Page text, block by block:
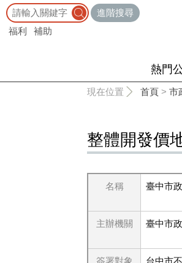
進階搜尋
福利
補助
熱門
現在位置 首頁 > 市
整體開發價
名稱 臺中市
主辦機關 臺中市